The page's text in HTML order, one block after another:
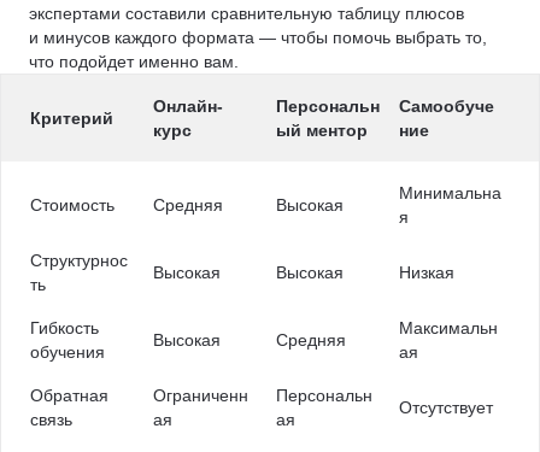
экспертами составили сравнительную таблицу плюсов
и минусов каждого формата — чтобы помочь выбрать то,
что подойдет именно вам.
Критерий
Онлайн-
курс
Персональн
ый ментор
Самообуче
ние
Стоимость Средняя Высокая
Минимальна
я
Структурнос
ть
Высокая Высокая Низкая
Гибкость
обучения
Высокая Средняя
Максимальн
ая
Обратная
связь
Ограниченн
ая
Персональн
ая
Отсутствует